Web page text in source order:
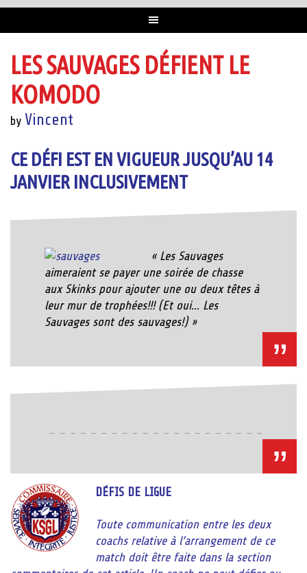
LES SAUVAGES DÉFIENT LE
KOMODO
by Vincent
CE DÉFI EST EN VIGUEUR JUSQU’AU 14
JANVIER INCLUSIVEMENT
« Les Sauvages
aimeraient se payer une soirée de chasse
aux Skinks pour ajouter une ou deux têtes à
leur mur de trophées!!! (Et oui… Les
Sauvages sont des sauvages!) »
DÉFIS DE LIGUE
Toute communication entre les deux
coachs relative à l’arrangement de ce
match doit être faite dans la section